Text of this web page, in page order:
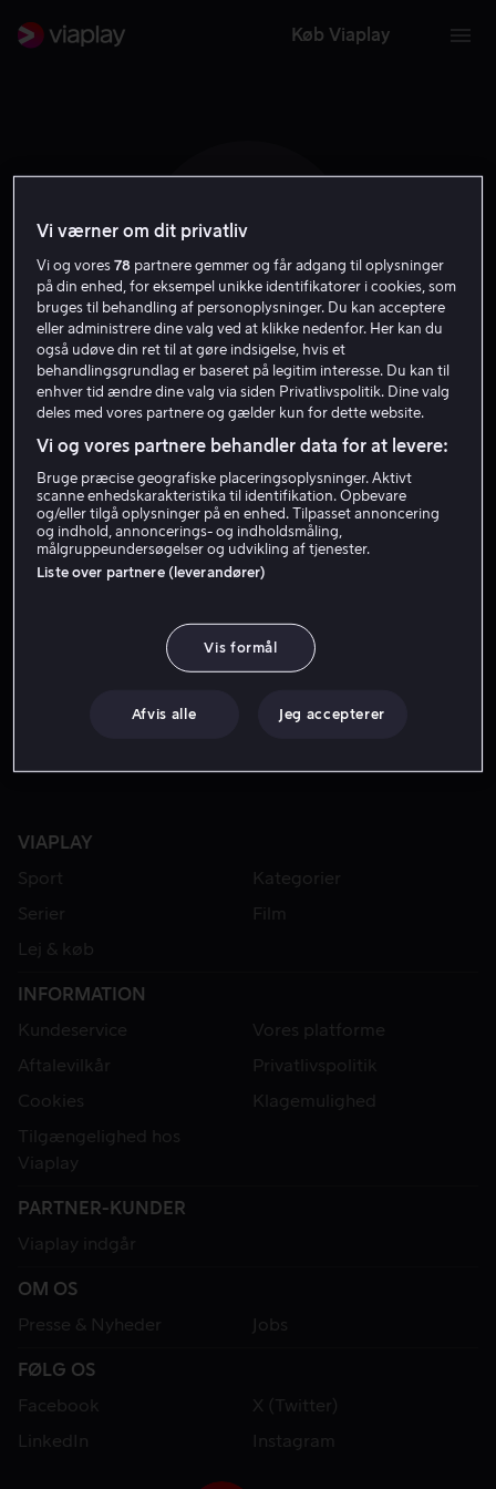
Køb Viaplay
A M
Alan Metter
Instruktør
VIAPLAY
Sport
Kategorier
Serier
Film
Lej & køb
INFORMATION
Kundeservice
Vores platforme
Aftalevilkår
Privatlivspolitik
Cookies
Klagemulighed
Tilgængelighed hos
Viaplay
PARTNER-KUNDER
Viaplay indgår
OM OS
Presse & Nyheder
Jobs
FØLG OS
Facebook
X (Twitter)
LinkedIn
Instagram
Vi værner om dit privatliv
Vi og vores78 partnere gemmer og får adgang til oplysninger
på din enhed, for eksempel unikke identifikatorer i cookies, som
bruges til behandling af personoplysninger. Du kan acceptere
eller administrere dine valg ved at klikke nedenfor. Her kan du
også udøve din ret til at gøre indsigelse, hvis et
behandlingsgrundlag er baseret på legitim interesse. Du kan til
enhver tid ændre dine valg via siden Privatlivspolitik. Dine valg
deles med vores partnere og gælder kun for dette website.
Vi og vores partnere behandler data for at levere:
Bruge præcise geografiske placeringsoplysninger. Aktivt
scanne enhedskarakteristika til identifikation. Opbevare
og/eller tilgå oplysninger på en enhed. Tilpasset annoncering
og indhold, annoncerings- og indholdsmåling,
målgruppeundersøgelser og udvikling af tjenester.
Liste over partnere (leverandører)
Vis formål
Afvis alle Jeg accepterer